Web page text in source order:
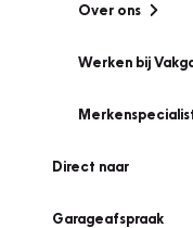
Over ons
Werken bij
Direct naar
Garageafspraak